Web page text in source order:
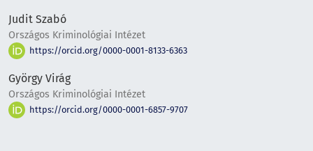
Judit Szabó
Országos Kriminológiai Intézet
https://orcid.org/0000-0001-8133-6363
György Virág
Országos Kriminológiai Intézet
https://orcid.org/0000-0001-6857-9707